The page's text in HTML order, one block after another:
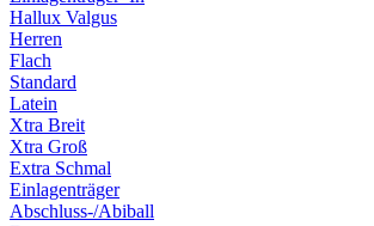
Hallux Valgus
Herren
Flach
Standard
Latein
Xtra Breit
Xtra Groß
Extra Schmal
Einlagenträger
Abschluss-/Abiball